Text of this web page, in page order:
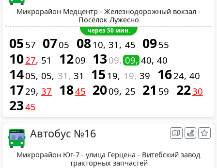
Микрорайон Медцентр - Железнодорожный вокзал -
Посёлок Лужесно
через 50 мин.
05 57 0705 08 10 31 45 0955
1027 51 1209 1309 09 40 40
1405 05 31 31 15 19 19 39 1624 40
1729 37 1845 2009 25 21 59 2230
2345
Автобус №16
Микрорайон Юг-7 - улица Герцена - Витебский завод
тракторных запчастей